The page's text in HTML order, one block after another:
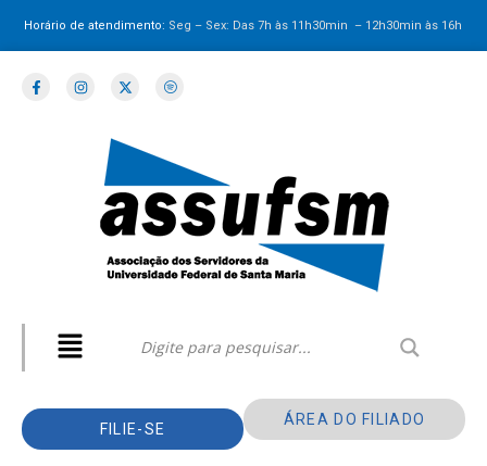
Horário de atendimento: Seg – Sex: Das 7h às 11h30min – 12h30minàs 16h
FILIE-SE
ÁREA DO FILIADO